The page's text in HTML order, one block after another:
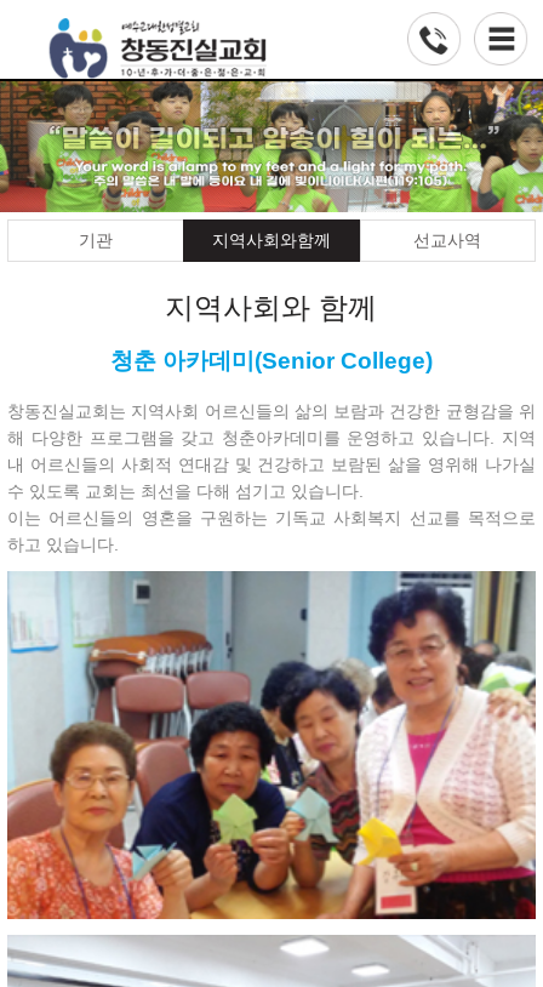
기관 지역사회와함께 선교사역
지역사회와 함께
청춘 아카데미(Senior College)
창동진실교회는 지역사회 어르신들의 삶의 보람과 건강한 균형감을 위
해 다양한 프로그램을 갖고 청춘아카데미를 운영하고 있습니다. 지역
내 어르신들의 사회적 연대감 및 건강하고 보람된 삶을 영위해 나가실
수 있도록 교회는 최선을 다해 섬기고 있습니다.
이는 어르신들의 영혼을 구원하는 기독교 사회복지 선교를 목적으로
하고 있습니다.